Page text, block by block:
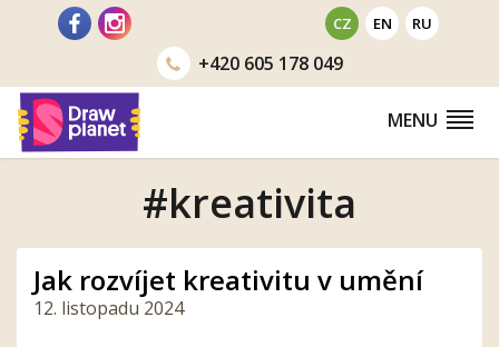
CZ EN RU
+420605 178 049
MENU
#kreativita
Jak rozvíjet kreativitu v umění
12. listopadu 2024